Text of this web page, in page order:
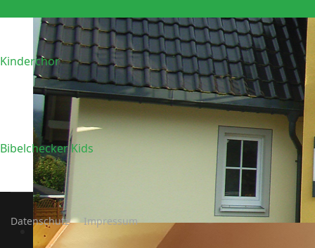
Kinderchor
Bibelchecker Kids
Datenschutz Impressum